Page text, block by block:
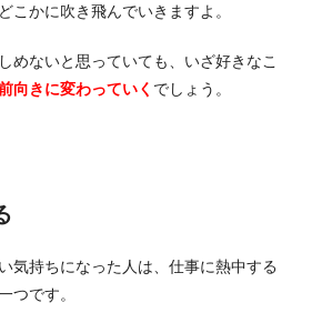
こかに吹き飛んでいきますよ。
めないと思っていても、いざ好きなこ
向きに変わっていく でしょう。
気持ちになった人は、仕事に熱中する
つです。